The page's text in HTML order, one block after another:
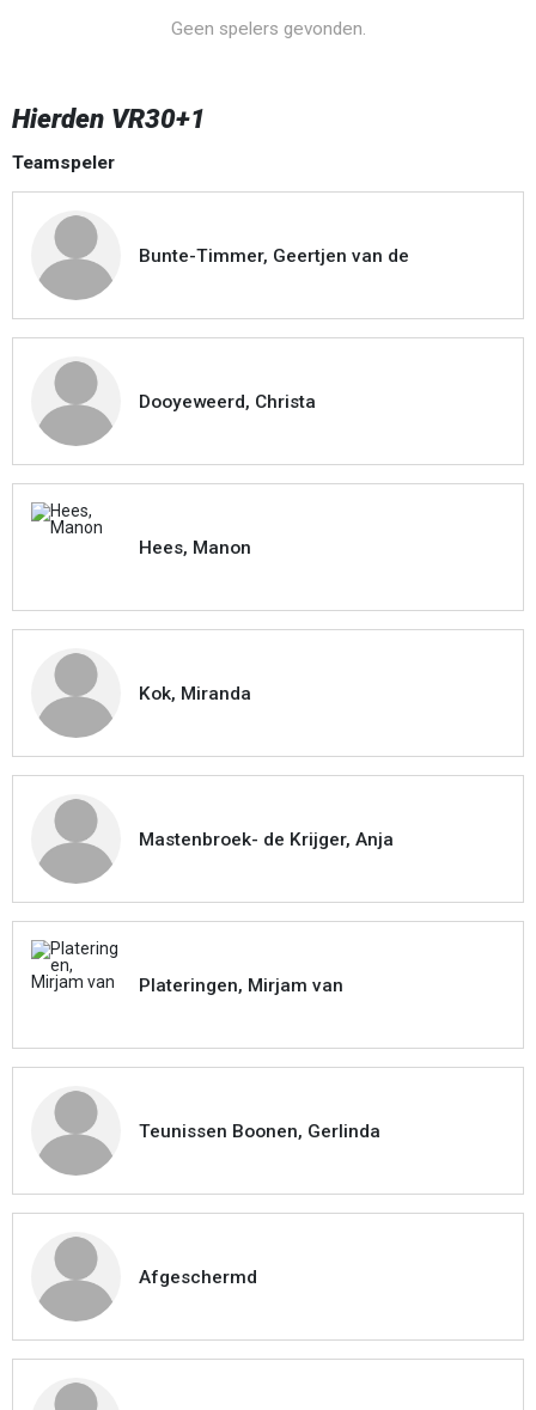
Geen spelers gevonden.
Hierden VR30+1
Teamspeler
Bunte-Timmer, Geertjen van de
Dooyeweerd, Christa
Hees, Manon
Kok, Miranda
Mastenbroek- de Krijger, Anja
Plateringen, Mirjam van
Teunissen Boonen, Gerlinda
Afgeschermd